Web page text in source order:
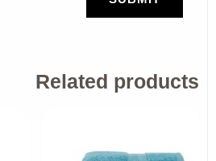
Related products